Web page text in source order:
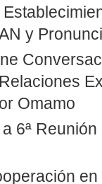
y
Omamo
6ª